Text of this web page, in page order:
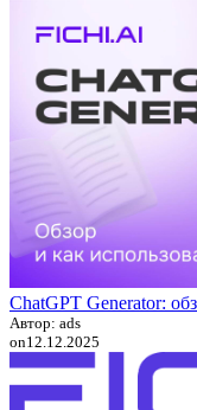
ChatGPT Generator:
Автор: ads
on12.12.2025